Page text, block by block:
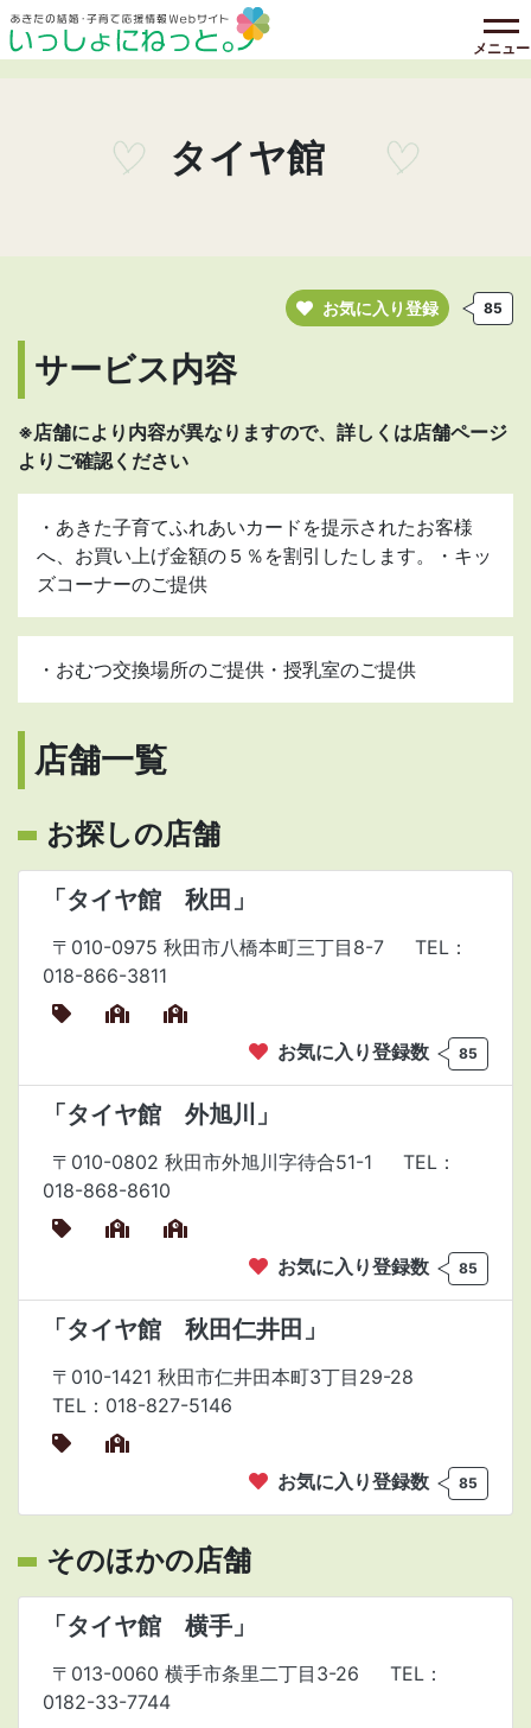
メニュー
タイヤ館
お気に入り登録 85
サービス内容
※店舗により内容が異なりますので、詳しくは店舗ページ
よりご確認ください
・あきた子育てふれあいカードを提示されたお客様
へ、お買い上げ金額の５％を割引したします。・キッ
ズコーナーのご提供
・おむつ交換場所のご提供・授乳室のご提供
店舗一覧
お探しの店舗
「タイヤ館 秋田」
〒010-0975 秋田市八橋本町三丁目8-7
TEL：
018-866-3811
お気に入り登録数 85
「タイヤ館 外旭川」
〒010-0802 秋田市外旭川字待合51-1
TEL：
018-868-8610
お気に入り登録数 85
「タイヤ館 秋田仁井田」
〒010-1421 秋田市仁井田本町3丁目29-28
TEL：018-827-5146
お気に入り登録数 85
そのほかの店舗
「タイヤ館 横手」
〒013-0060 横手市条里二丁目3-26
TEL：
0182-33-7744